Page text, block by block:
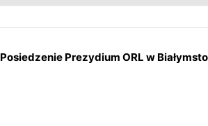
Posiedzenie Prezydium ORL w